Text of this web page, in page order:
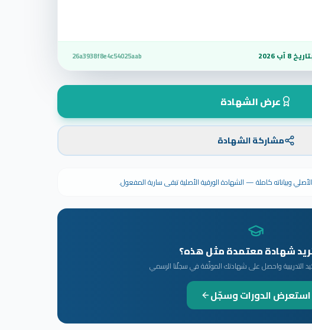
8 آب 2026 26a3938f8e4c54025aab
عرض الشهادة
مشاركة الشهادة
شهادة معتمدة مثل هذه؟
التدريبية واحصل على شهادتك الموثّقة في سجلّنا الرسمي
استعرض الدورات وسجّل